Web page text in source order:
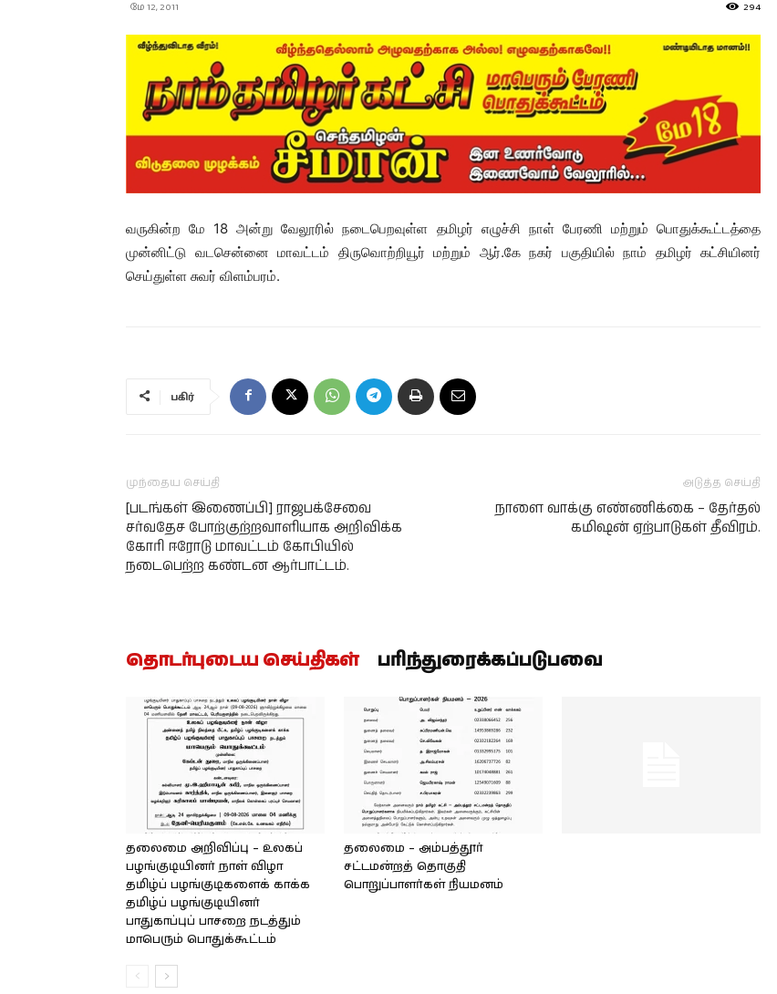
மே 12, 2011 294
வருகின்ற மே 18 அன்று வேலூரில் நடைபெறவுள்ள தமிழர் எழுச்சி நாள் பேரணி மற்றும் பொதுக்கூட்டத்தை
முன்னிட்டு வடசென்னை மாவட்டம் திருவொற்றியூர் மற்றும் ஆர்.கே நகர் பகுதியில் நாம் தமிழர் கட்சியினர்
செய்துள்ள சுவர் விளம்பரம்.
பகிர்
முந்தைய செய்தி
[படங்கள் இணைப்பி] ராஜபக்சேவை
சர்வதேச போற்குற்றவாளியாக அறிவிக்க
கோரி ஈரோடு மாவட்டம் கோபியில்
நடைபெற்ற கண்டன ஆர்பாட்டம்.
அடுத்த செய்தி
நாளை வாக்கு எண்ணிக்கை – தேர்தல்
கமிஷன் ஏற்பாடுகள் தீவிரம்.
தொடர்புடைய செய்திகள் பரிந்துரைக்கப்படுபவை
தலைமை அறிவிப்பு – உலகப்
பழங்குடியினர் நாள் விழா
தமிழ்ப் பழங்குடிகளைக் காக்க
தமிழ்ப் பழங்குடியினர்
பாதுகாப்புப் பாசறை நடத்தும்
மாபெரும் பொதுக்கூட்டம்
தலைமை – அம்பத்தூர்
சட்டமன்றத் தொகுதி
பொறுப்பாளர்கள் நியமனம்